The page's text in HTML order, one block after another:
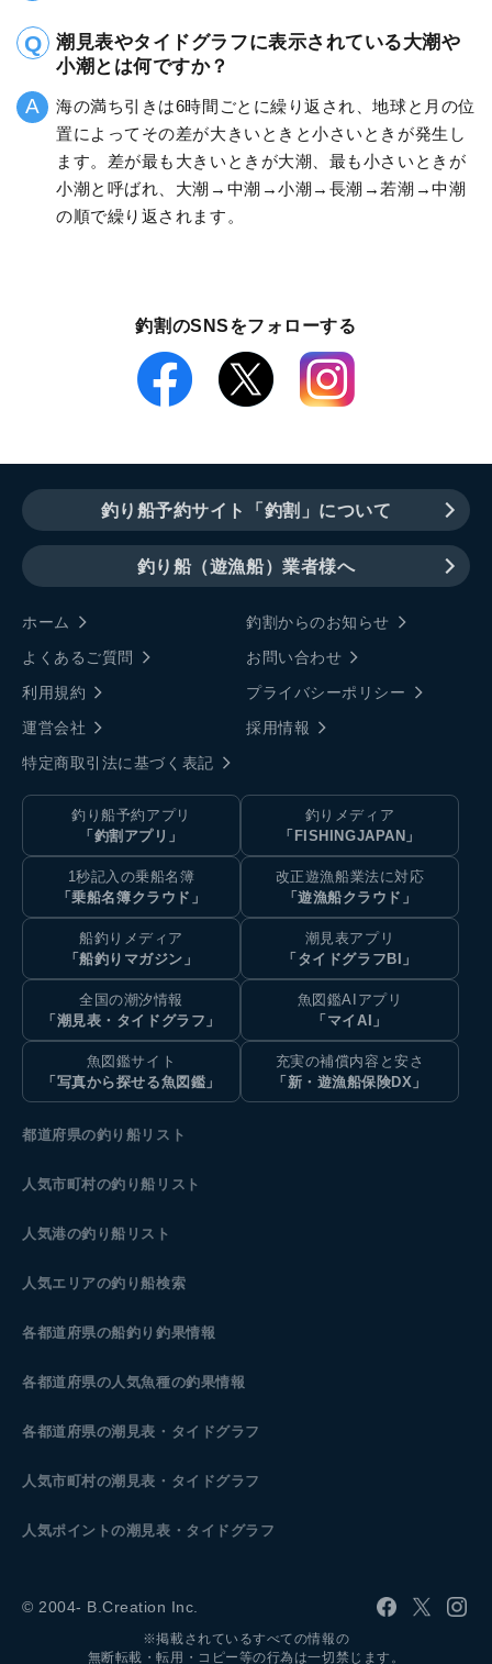
潮見表やタイドグラフに表示されている大潮や
小潮とは何ですか？
海の満ち引きは6時間ごとに繰り返され、地球と月の位
置によってその差が大きいときと小さいときが発生し
ます。差が最も大きいときが大潮、最も小さいときが
小潮と呼ばれ、大潮→中潮→小潮→長潮→若潮→中潮
の順で繰り返されます。
釣割のSNSをフォローする
釣り船予約サイト「釣割」について
釣り船（遊漁船）業者様へ
ホーム
釣割からのお知らせ
よくあるご質問
お問い合わせ
利用規約
プライバシーポリシー
運営会社
採用情報
特定商取引法に基づく表記
釣り船予約アプリ
「釣割アプリ」
釣りメディア
「FISHINGJAPAN」
1秒記入の乗船名簿
「乗船名簿クラウド」
改正遊漁船業法に対応
「遊漁船クラウド」
船釣りメディア
「船釣りマガジン」
潮見表アプリ
「タイドグラフBI」
全国の潮汐情報
「潮見表・タイドグラフ」
魚図鑑AIアプリ
「マイAI」
魚図鑑サイト
「写真から探せる魚図鑑」
充実の補償内容と安さ
「新・遊漁船保険DX」
都道府県の釣り船リスト
人気市町村の釣り船リスト
人気港の釣り船リスト
人気エリアの釣り船検索
各都道府県の船釣り釣果情報
各都道府県の人気魚種の釣果情報
各都道府県の潮見表 ・タイドグラフ
人気市町村の潮見表・タイドグラフ
人気ポイントの潮見表・タイドグラフ
© 2004- B.Creation Inc.
※掲載されているすべての情報の
無断転載・転用・コピー等の行為は一切禁じます。